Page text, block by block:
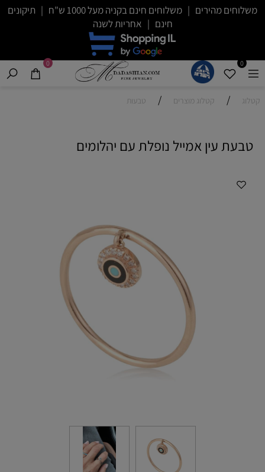
משלוחים מהירים | משלוחים חינם בקניה מעל 1000 ש"ח | תיקונים
חינם | אחריות לשנה
0
0
קטלוג / קטלוג מוצרים / טבעות
טבעת עין אמייל נופלת עם יהלומים